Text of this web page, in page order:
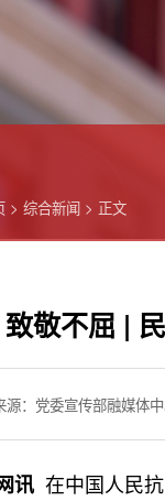
>综合新闻 > 正文
致敬不屈 |
源：党委宣传部融媒体
讯在中国人民